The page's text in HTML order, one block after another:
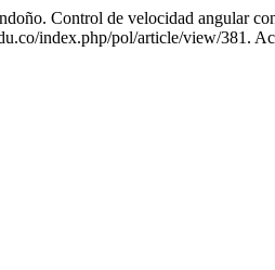
Control de velocidad angular
index.php/pol/article/view/381.